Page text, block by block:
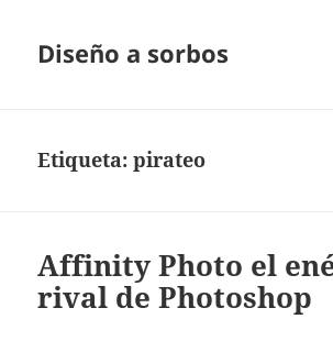
Diseño a sorbos
Etiqueta:pirateo
Affinity Photo el
rival de Photoshop